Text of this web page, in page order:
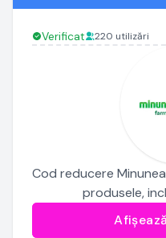
Verificat 220 utilizări
Cod reducere
produsele,